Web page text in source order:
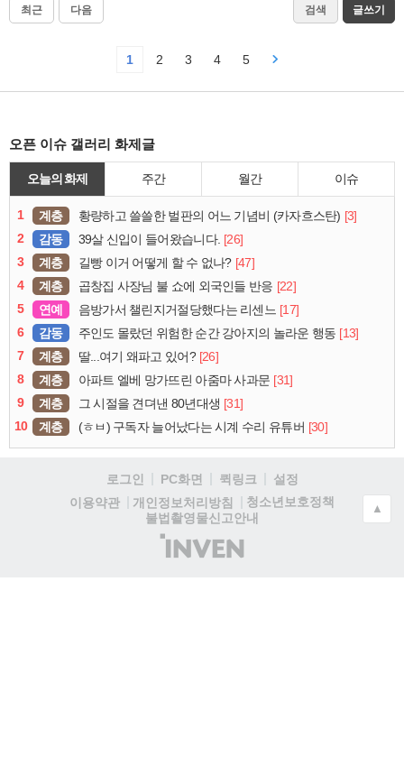
최근 다음 검색 글쓰기
1 2 3 4 5
오픈 이슈 갤러리 화제글
오늘의 화제 주간 월간 이슈
1 계층 황량하고 쓸쓸한 벌판의 어느 기념비 (카자흐스탄) [3]
2
감동 39살 신입이 들어왔습니다. [26]
3
계층 길빵 이거 어떻게 할 수 없나? [47]
4
계층 곱창집 사장님 불 쇼에 외국인들 반응 [22]
5
연예 음방가서 챌린지거절당했다는 리센느 [17]
6
감동 주인도 몰랐던 위험한 순간 강아지의 놀라운 행동 [13]
7
계층 딸...여기 왜파고 있어? [26]
8
계층 아파트 엘베 망가뜨린 아줌마 사과문 [31]
9
계층 그 시절을 견뎌낸 80년대생 [31]
10
계층 (ㅎㅂ) 구독자 늘어났다는 시계 수리 유튜버 [30]
로그인 PC화면 퀵링크
설정
이용약관
개인정보처리방침
청소년보호정책
불법촬영물신고안내
(주)
인
▲